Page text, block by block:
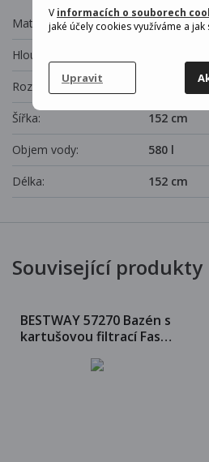
V informacích o souborech
jaké účely cookies využíváme a jak
Upravit
Materiál: PVC
Hloubka:
Rozměry: 152 x 152
Šířka: 152 cm
Objem vody: 580 l
Délka: 152 cm
Související produkty
BESTWAY 57270 Bazén s
kartušovou filtrací Fast